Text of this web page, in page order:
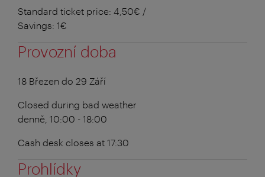
Standard ticket price: 4,50€ /
Savings: 1€
Provozní doba
18 Březen do 29 Září
Closed during bad weather
denně, 10:00 - 18:00
Cash desk closes at 17:30
Prohlídky